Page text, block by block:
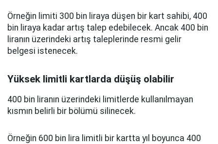
Örneğin limiti 300 bin liraya düşen bir kart sahibi, 400
bin liraya kadar artış talep edebilecek. Ancak 400 bin
liranın üzerindeki artış taleplerinde resmi gelir
belgesi istenecek.
Yüksek limitli kartlarda düşüş olabilir
400 bin liranın üzerindeki limitlerde kullanılmayan
kısmın belirli bir bölümü silinecek.
Örneğin 600 bin lira limitli bir kartta yıl boyunca 400